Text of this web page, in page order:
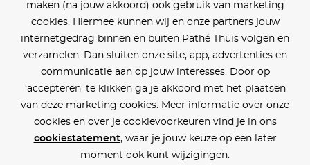
maken (na jouw akkoord) ook gebruik van marketing
cookies. Hiermee kunnen wij en onze partners jouw
internetgedrag binnen en buiten Pathé Thuis volgen en
verzamelen. Dan sluiten onze site, app, advertenties en
communicatie aan op jouw interesses. Door op
‘accepteren’ te klikken ga je akkoord met het plaatsen
van deze marketing cookies. Meer informatie over onze
cookies en over je cookievoorkeuren vind je in ons
cookiestatement, waar je jouw keuze op een later
moment ook kunt wijzigingen.
Betaalinstellingen
Cookie voorkeuren
Over Pathé Thuis
Bioscopen
CVD